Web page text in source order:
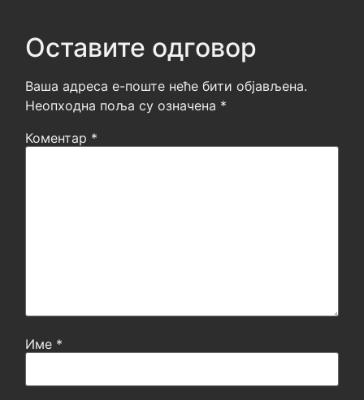
Оставите одговор
Ваша адреса е-поште неће бити објављена.
Неопходна поља су означена *
Коментар *
Име *